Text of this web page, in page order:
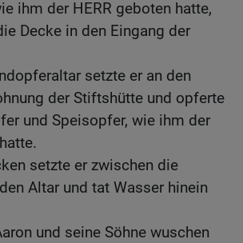
ihm der HERR geboten hatte,
Decke in den Eingang der
setzte er an den
der Stiftshütte und opferte
und Speisopfer, wie ihm der
setzte er zwischen die
Altar und tat Wasser hinein
und seine Söhne wuschen